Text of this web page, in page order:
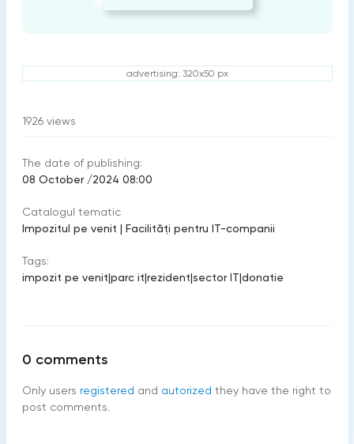
advertising: 320x50 px
1926 views
The date of publishing:
08 October /2024 08:00
Catalogul tematic
Impozitul pe venit | Facilități pentru IT-companii
Tags:
impozit pe venit|parc it|rezident|sector IT|donatie
0 comments
Only users registered and autorized they have the right to
post comments.